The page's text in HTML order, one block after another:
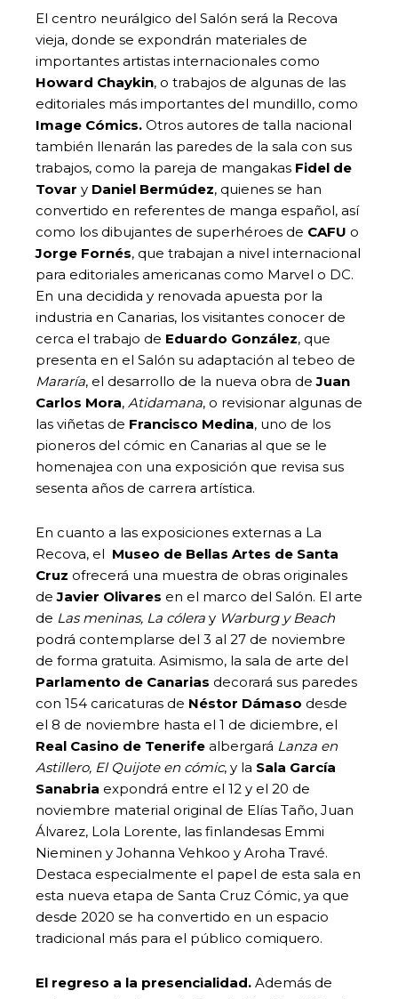
El centro neurálgico del Salón será la Recova
vieja, donde se expondrán materiales de
importantes artistas internacionales como
Howard Chaykin, o trabajos de algunas de las
editoriales más importantes del mundillo, como
Image Cómics. Otros autores de talla nacional
también llenarán las paredes de la sala con sus
trabajos, como la pareja de mangakas Fidel de
Tovar y Daniel Bermúdez, quienes se han
convertido en referentes de manga español, así
como los dibujantes de superhéroes de CAFU o
Jorge Fornés, que trabajan a nivel internacional
para editoriales americanas como Marvel o DC.
En una decidida y renovada apuesta por la
industria en Canarias, los visitantes conocer de
cerca el trabajo de Eduardo González, que
presenta en el Salón su adaptación al tebeo de
Mararía, el desarrollo de la nueva obra deJuan
Carlos Mora, Atidamana, o revisionar algunas de
las viñetas de Francisco Medina, uno de los
pioneros del cómic en Canarias al que se le
homenajea con una exposición que revisa sus
sesenta años de carrera artística.
En cuanto a las exposiciones externas a La
Recova, el Museo de Bellas Artes de Santa
Cruz ofrecerá una muestra de obras originales
de Javier Olivares en el marco del Salón. El arte
de Las meninas, La cólera y Warburg y Beach
podrá contemplarse del 3 al 27 de noviembre
de forma gratuita. Asimismo, la sala de arte del
Parlamento de Canarias decorará sus paredes
con 154 caricaturas de Néstor Dámaso desde
el 8 de noviembre hasta el 1 de diciembre, el
Real Casino de Tenerife albergará Lanza en
Astillero, El Quijote en cómic, y la Sala García
Sanabria expondrá entre el 12 y el 20 de
noviembre material original de Elías Taño, Juan
Álvarez, Lola Lorente, las finlandesas Emmi
Nieminen y Johanna Vehkoo y Aroha Travé.
Destaca especialmente el papel de esta sala en
esta nueva etapa de Santa Cruz Cómic, ya que
desde 2020 se ha convertido en un espacio
tradicional más para el público comiquero.
El regreso a la presencialidad. Además de